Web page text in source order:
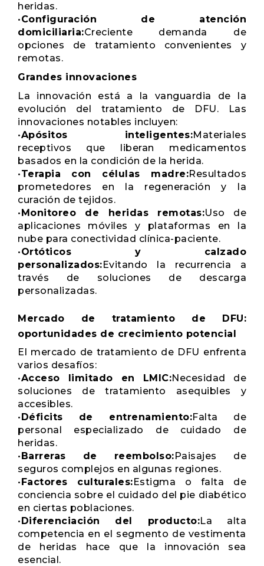
heridas.
•Configuración de atención
domiciliaria:Creciente demanda de
opciones de tratamiento convenientes y
remotas.
Grandes innovaciones
La innovación está a la vanguardia de la
evolución del tratamiento de DFU. Las
innovaciones notables incluyen:
•Apósitos inteligentes:Materiales
receptivos que liberan medicamentos
basados ​​en la condición de la herida.
•Terapia con células madre:Resultados
prometedores en la regeneración y la
curación de tejidos.
•Monitoreo de heridas remotas:Uso de
aplicaciones móviles y plataformas en la
nube para conectividad clínica-paciente.
•Ortóticos y calzado
personalizados:Evitando la recurrencia a
través de soluciones de descarga
personalizadas.
Mercado de tratamiento de DFU:
oportunidades de crecimiento potencial
El mercado de tratamiento de DFU enfrenta
varios desafíos:
•Acceso limitado en LMIC:Necesidad de
soluciones de tratamiento asequibles y
accesibles.
•Déficits de entrenamiento:Falta de
personal especializado de cuidado de
heridas.
•Barreras de reembolso:Paisajes de
seguros complejos en algunas regiones.
•Factores culturales:Estigma o falta de
conciencia sobre el cuidado del pie diabético
en ciertas poblaciones.
•Diferenciación del producto:La alta
competencia en el segmento de vestimenta
de heridas hace que la innovación sea
esencial.